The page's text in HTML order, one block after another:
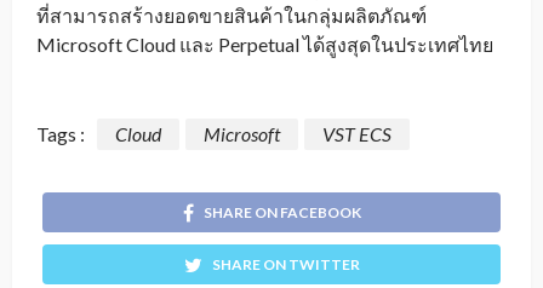
ที่สามารถสร้างยอดขายสินค้าในกลุ่มผลิตภัณฑ์
Microsoft Cloud และ Perpetual ได้สูงสุดในประเทศไทย
Tags : Cloud Microsoft VST ECS
SHARE ON FACEBOOK
SHARE ON TWITTER